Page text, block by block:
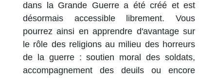
dans la Grande Guerre a été créé et est
désormais accessible librement. Vous
pourrez ainsi en apprendre d'avantage sur
le rôle des religions au milieu des horreurs
de la guerre : soutien moral des soldats,
accompagnement des deuils ou encore